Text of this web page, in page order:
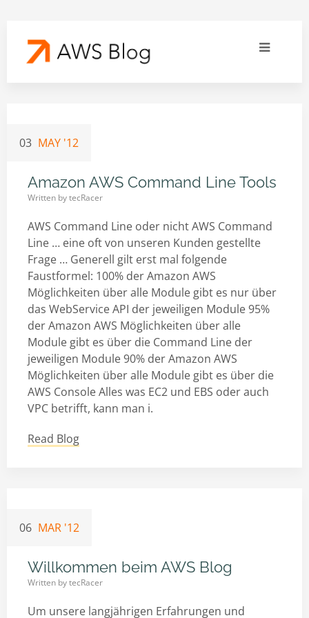
03 MAY '12
Amazon AWS Command Line Tools
Written bytecRacer
AWS Command Line oder nicht AWS Command
Line … eine oft von unseren Kunden gestellte
Frage … Generell gilt erst mal folgende
Faustformel: 100% der Amazon AWS
Möglichkeiten über alle Module gibt es nur über
das WebService API der jeweiligen Module 95%
der Amazon AWS Möglichkeiten über alle
Module gibt es über die Command Line der
jeweiligen Module 90% der Amazon AWS
Möglichkeiten über alle Module gibt es über die
AWS Console Alles was EC2 und EBS oder auch
VPC betrifft, kann man i.
Read Blog
06 MAR '12
Willkommen beim AWS Blog
Written bytecRacer
Um unsere langjährigen Erfahrungen und